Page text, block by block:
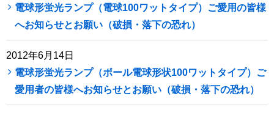
電球形蛍光ランプ（電球100ワットタイプ）ご愛用の皆様
へお知らせとお願い（破損・落下の恐れ）
2012年6月14日
電球形蛍光ランプ（ボール電球形状100ワットタイプ）ご
愛用者の皆様へお知らせとお願い（破損・落下の恐れ）